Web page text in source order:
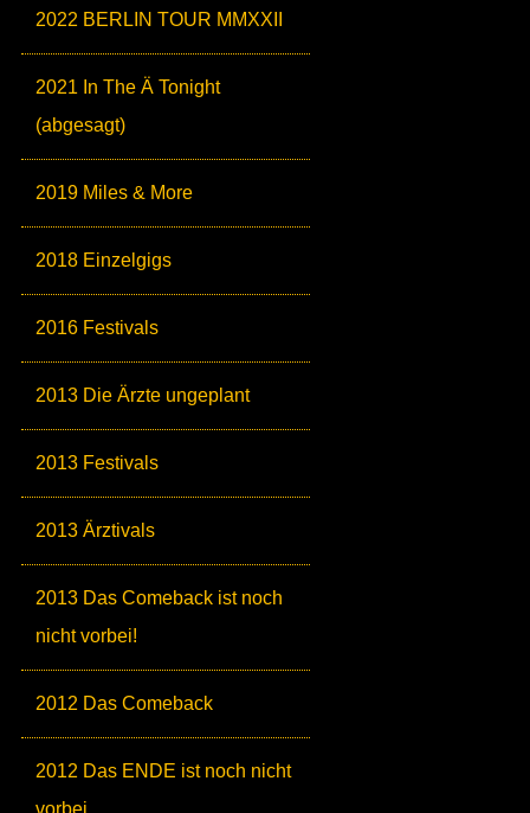
2022 BERLIN TOUR MMXXII
2021 In The Ä Tonight
(abgesagt)
2019 Miles & More
2018 Einzelgigs
2016 Festivals
2013 Die Ärzte ungeplant
2013 Festivals
2013 Ärztivals
2013 Das Comeback ist noch
nicht vorbei!
2012 Das Comeback
2012 Das ENDE ist noch nicht